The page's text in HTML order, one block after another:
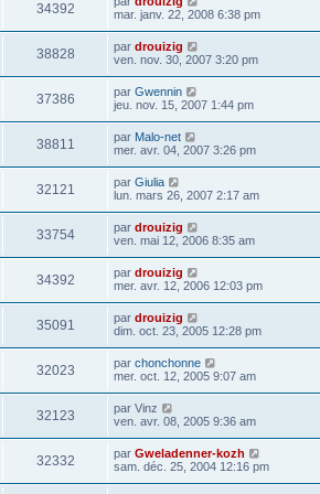
34392
mar. janv. 22, 2008 6:38 pm
38828 par drouizig
ven. nov. 30, 2007 3:20 pm
37386 par Gwennin
jeu. nov. 15, 2007 1:44 pm
38811 par Malo-net
mer. avr. 04, 2007 3:26 pm
32121 par Giulia
lun. mars 26, 2007 2:17 am
33754 par drouizig
ven. mai 12, 2006 8:35 am
34392 par drouizig
mer. avr. 12, 2006 12:03 pm
35091 par drouizig
dim. oct. 23, 2005 12:28 pm
32023 par chonchonne
mer. oct. 12, 2005 9:07 am
32123 par Vinz
ven. avr. 08, 2005 9:36 am
32332 par Gweladenner-kozh
sam. déc. 25, 2004 12:16 pm